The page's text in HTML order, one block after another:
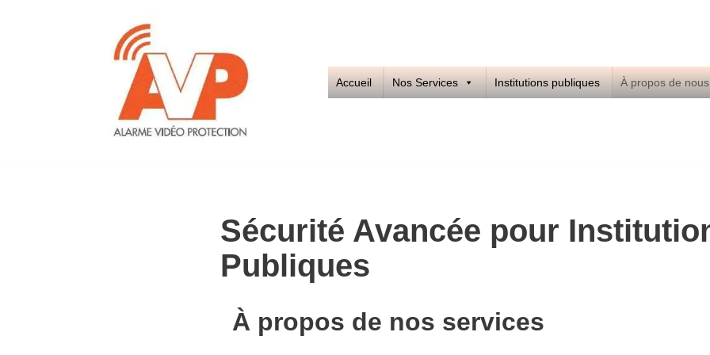
Accueil Nos Services Institutions publiques À propos de nous
Sécurité Avancée pour
Publiques
À propos de nos services